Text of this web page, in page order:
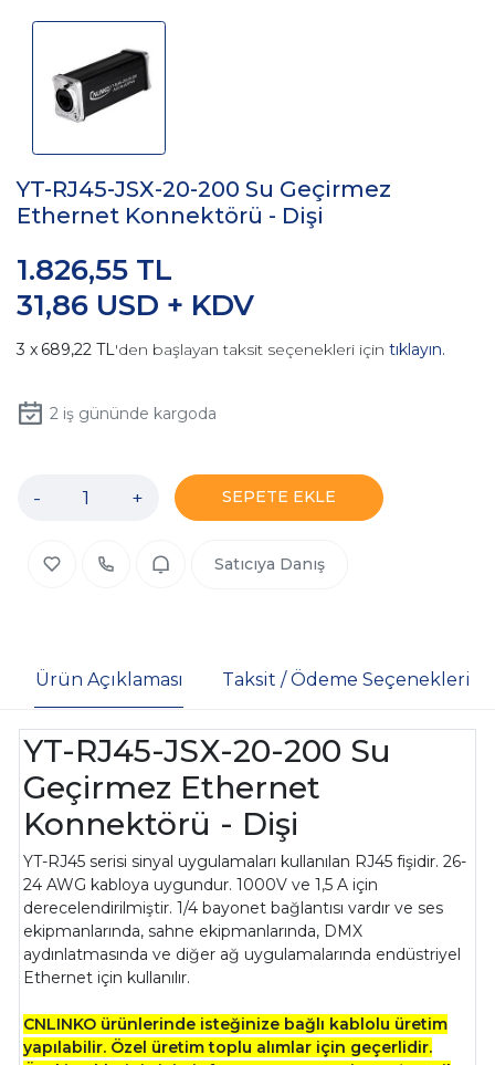
YT-RJ45-JSX-20-200 Su Geçirmez
Ethernet Konnektörü - Dişi
31,86 USD + KDV
1.826,55 TL
689,22 TL'den başlayan taksit seçenekleri için tıklayın.
2iş gününde kargoda
- + SEPETE EKLE
Satıcıya Danış
Ürün Açıklaması Taksit / Ödeme Seçenekleri
YT-RJ45-JSX-20-200 Su
Geçirmez Ethernet
Konnektörü - Dişi
YT-RJ45 serisi sinyal uygulamaları kullanılan RJ45 fişidir. 26-
24 AWG kabloya uygundur. 1000V ve 1,5 A için
derecelendirilmiştir. 1/4 bayonet bağlantısı vardır ve ses
ekipmanlarında, sahne ekipmanlarında, DMX
aydınlatmasında ve diğer ağ uygulamalarında endüstriyel
Ethernet için kullanılır.
CNLINKO ürünlerinde isteğinize bağlı kablolu üretim
yapılabilir. Özel üretim toplu alımlar için geçerlidir.